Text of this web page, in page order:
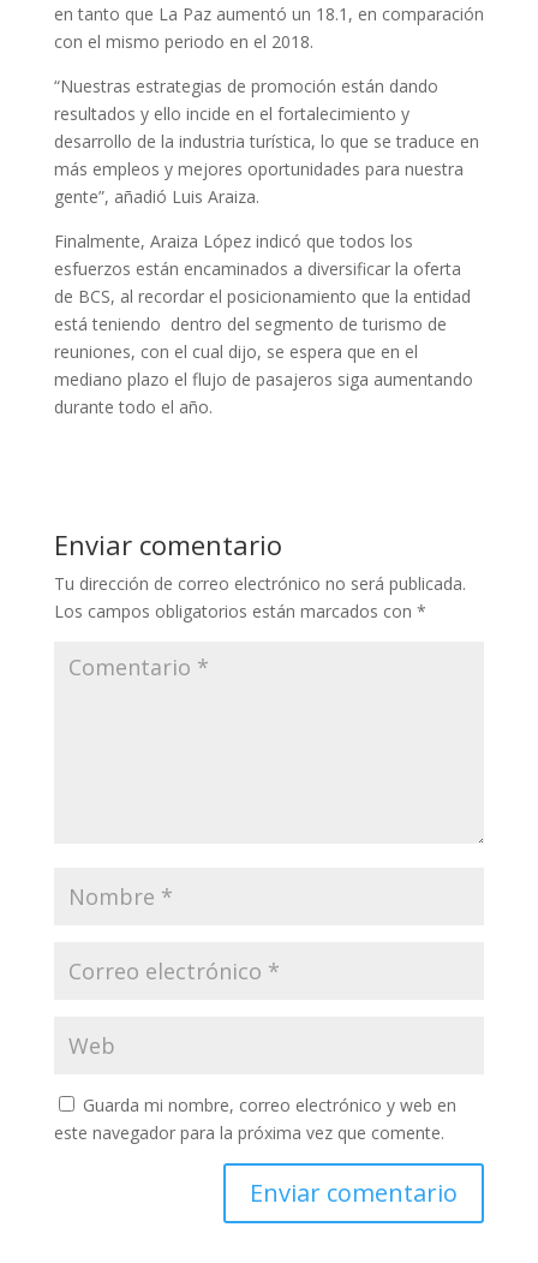
en tanto que La Paz aumentó un 18.1, en comparación
con el mismo periodo en el 2018.
“Nuestras estrategias de promoción están dando
resultados y ello incide en el fortalecimiento y
desarrollo de la industria turística, lo que se traduce en
más empleos y mejores oportunidades para nuestra
gente”, añadió Luis Araiza.
Finalmente, Araiza López indicó que todos los
esfuerzos están encaminados a diversificar la oferta
de BCS, al recordar el posicionamiento que la entidad
está teniendo dentro del segmento de turismo de
reuniones, con el cual dijo, se espera que en el
mediano plazo el flujo de pasajeros siga aumentando
durante todo el año.
Enviar comentario
Tu dirección de correo electrónico no será publicada.
Los campos obligatorios están marcados con *
Guarda mi nombre, correo electrónico y web en
este navegador para la próxima vez que comente.